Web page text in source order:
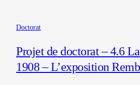
Doctorat
Projet de doctorat – 4.6
1908 – L’exposition